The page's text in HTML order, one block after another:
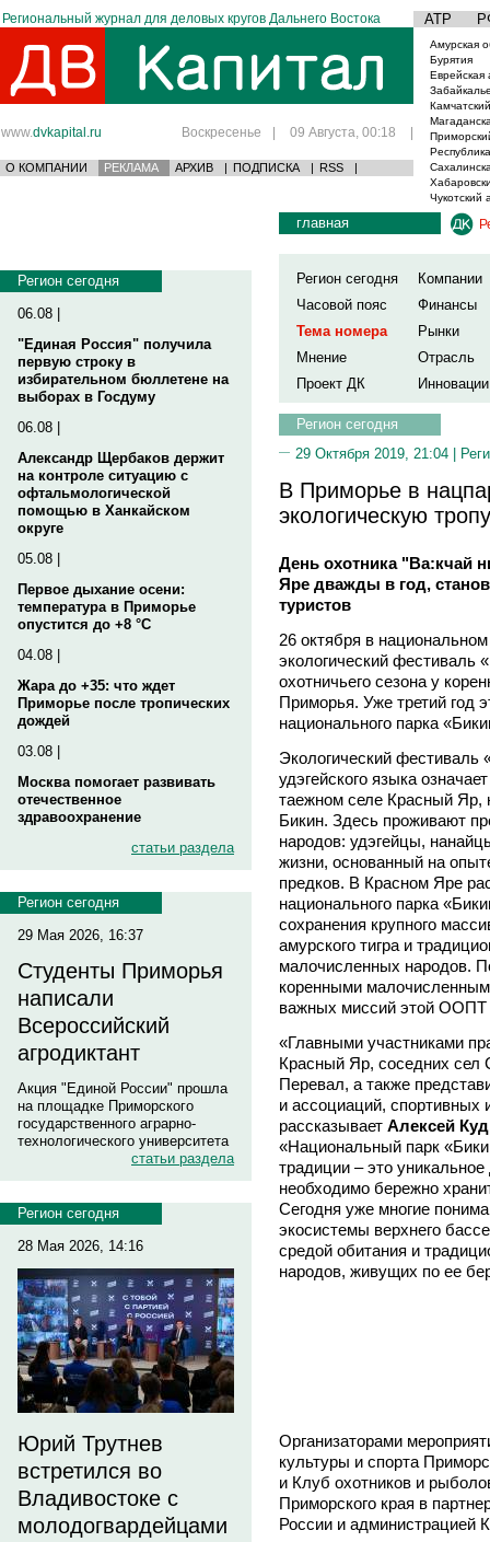
Региональный журнал для деловых кругов Дальнего Востока АТР
www.dvkapital.ru Воскресенье | 09 Августа, 00:18 |
О КОМПАНИИ РЕКЛАМА АРХИВ | ПОДПИСКА | RSS |
Амурская
Бурятия
Еврейская
Чукотский
Регион сегодня
06.08 |
"Единая Россия" получила
первую строку в
избирательном бюллетене на
выборах в Госдуму
06.08 |
Александр Щербаков держит
на контроле ситуацию с
офтальмологической
помощью в Ханкайском
округе
05.08 |
Первое дыхание осени:
температура в Приморье
опустится до +8 °C
04.08 |
Жара до +35: что ждет
Приморье после тропических
дождей
03.08 |
Москва помогает развивать
отечественное
здравоохранение
статьи раздела
Регион сегодня
29 Мая 2026, 16:37
Студенты Приморья
написали
Всероссийский
агродиктант
Акция "Единой России" прошла
на площадке Приморского
государственного аграрно-
технологического университета
статьи раздела
Регион сегодня
28 Мая 2026, 14:16
Юрий Трутнев
встретился во
Владивостоке с
молодогвардейцами
главная
Регион сегодня
Компании
Часовой пояс
Финансы
Тема номера
Рынки
Мнение
Отрасль
Проект ДК
Инновации
Регион сегодня
29 Октября 2019, 21:04 |
В Приморье в
экологическую тропу
День охотника "Ва:кчай
Яре дважды в год,
туристов
26 октября в
экологический фестиваль
охотничьего сезона у
Приморья. Уже третий год
национального парка
Экологический фестиваль
удэгейского языка
таежном селе Красный Яр,
Бикин. Здесь проживают
народов: удэгейцы,
жизни, основанный на
предков. В Красном Яре
национального парка
сохранения крупного
амурского тигра и
малочисленных народов.
коренными
важных миссий этой ООПТ
«Главными участниками
Красный Яр, соседних
Перевал, а также
и ассоциаций, спортивных
рассказывает Алексей
«Национальный парк
традиции – это
необходимо бережно
Сегодня уже многие
экосистемы верхнего
средой обитания и
народов, живущих по ее
Организаторами
культуры и спорта
и Клуб охотников и
Приморского края в
России и администрацией